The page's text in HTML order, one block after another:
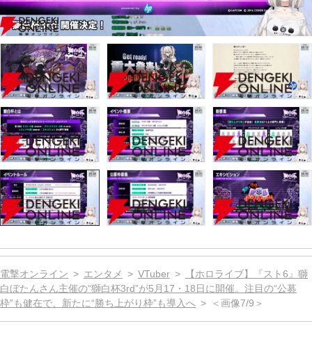
電撃オンライン エンタメ VTuber
【ホロライブ】『スト6』獅
白ぼたんさん主催の“獅白杯3rd”が5月17・18日に開催。注目の“公募
枠”も健在で、新たに“勝ち上がり枠”も導入へ
＜画像7/9＞